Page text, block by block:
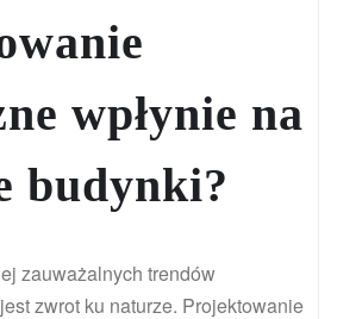
wpłynie na
budynki?
zauważalnych trendów
zwrot ku naturze. Projektowanie